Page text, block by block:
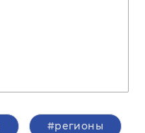
#регионы